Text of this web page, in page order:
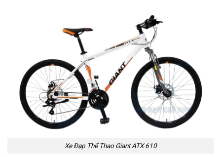
Xe Đạp Thể Thao Giant ATX 610